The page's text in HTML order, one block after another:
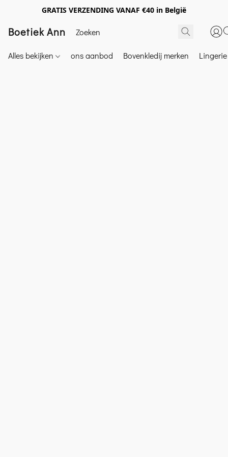
GRATIS VERZENDING VANAF €40 in België
Boetiek Ann
Alles bekijken ons aanbod Bovenkledij merken